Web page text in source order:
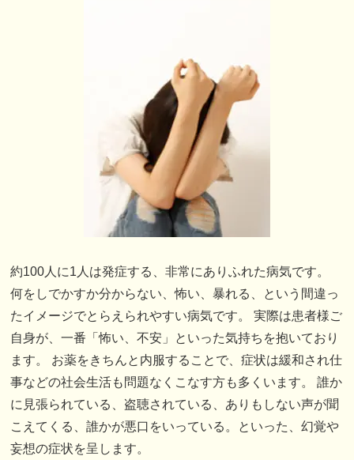
約100人に1人は発症する、非常にありふれた病気です。
何をしでかすか分からない、怖い、暴れる、という間違っ
たイメージでとらえられやすい病気です。 実際は患者様ご
自身が、一番「怖い、不安」といった気持ちを抱いており
ます。 お薬をきちんと内服することで、症状は緩和され仕
事などの社会生活も問題なくこなす方も多くいます。 誰か
に見張られている、盗聴されている、ありもしない声が聞
こえてくる、誰かが悪口をいっている。といった、幻覚や
妄想の症状を呈します。